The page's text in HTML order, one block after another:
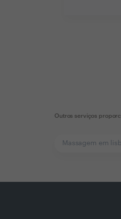
Outros serviços
Massagem em